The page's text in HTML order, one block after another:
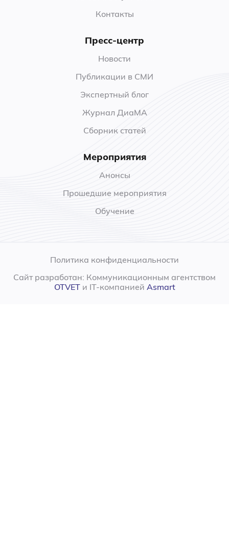
Контакты
Пресс-центр
Новости
Публикации в СМИ
Экспертный блог
Журнал ДиаМА
Сборник статей
Мероприятия
Анонсы
Прошедшие мероприятия
Обучение
Политика конфиденциальности
Сайт разработан: Коммуникационным агентством
OTVETи IT-компанией Asmart